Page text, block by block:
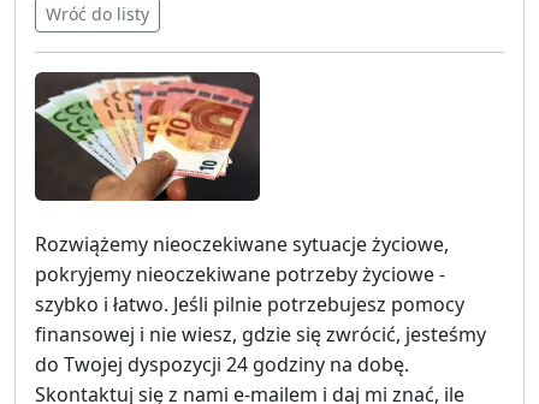
Wróć do listy
Rozwiążemy nieoczekiwane sytuacje życiowe,
pokryjemy nieoczekiwane potrzeby życiowe -
szybko i łatwo. Jeśli pilnie potrzebujesz pomocy
finansowej i nie wiesz, gdzie się zwrócić, jesteśmy
do Twojej dyspozycji 24 godziny na dobę.
Skontaktuj się z nami e-mailem i daj mi znać, ile